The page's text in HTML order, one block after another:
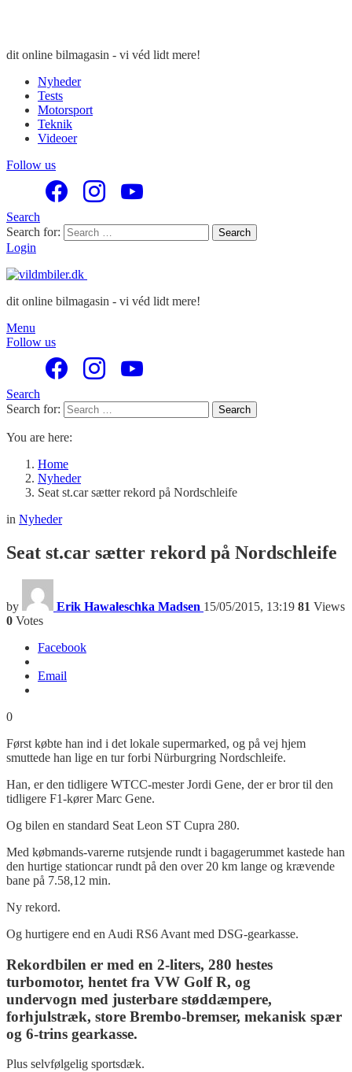
dit online bilmagasin - vi véd lidt mere!
Nyheder
Tests
Motorsport
Teknik
Videoer
Follow us
Search
Search for:
Search
Login
dit online bilmagasin - vi véd lidt mere!
Menu
Follow us
Search
Search for:
Search
You are here:
Home
Nyheder
Seat st.car sætter rekord på Nordschleife
in Nyheder
Seat st.car sætter rekord på Nordschleife
by Erik Hawaleschka Madsen 15/05/2015, 13:19 81 Views
0 Votes
Facebook
Email
0
Først købte han ind i det lokale supermarked, og på vej hjem
smuttede han lige en tur forbi Nürburgring Nordschleife.
Han, er den tidligere WTCC-mester Jordi Gene, der er bror til den
tidligere F1-kører Marc Gene.
Og bilen en standard Seat Leon ST Cupra 280.
Med købmands-varerne rutsjende rundt i bagagerummet kastede han
den hurtige stationcar rundt på den over 20 km lange og krævende
bane på 7.58,12 min.
Ny rekord.
Og hurtigere end en Audi RS6 Avant med DSG-gearkasse.
Rekordbilen er med en 2-liters, 280 hestes
turbomotor, hentet fra VW Golf R, og
undervogn med justerbare støddæmpere,
forhjulstræk, store Brembo-bremser, mekanisk spær
og 6-trins gearkasse.
Plus selvfølgelig sportsdæk.